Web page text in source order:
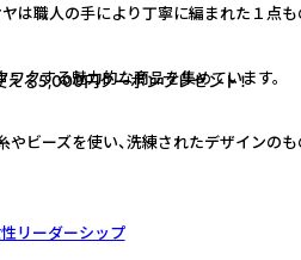
は職人の手により丁寧に編まれた１点
クする魅力的な商品を集めています。
やビーズを使い、洗練されたデザインの
リーダーシップ
える5,000円クーポンプレゼント！